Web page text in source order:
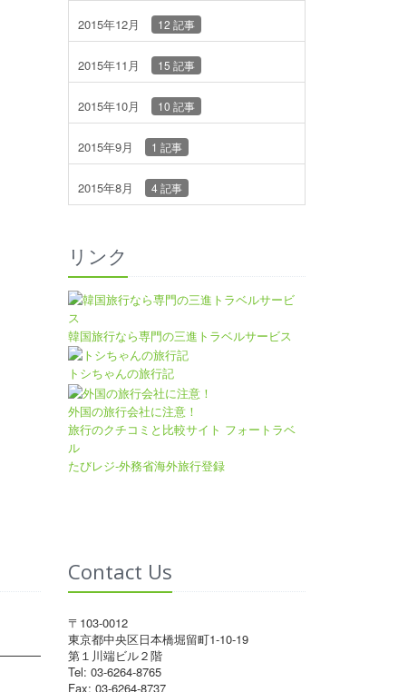
2015年12月 12 記事
2015年11月 15 記事
2015年10月 10 記事
2015年9月 1 記事
2015年8月 4 記事
リンク
韓国旅行なら専門の三進トラベルサービス
トシちゃんの旅行記
外国の旅行会社に注意！
旅行のクチコミと比較サイト フォートラベ
ル
たびレジ-外務省海外旅行登録
Contact Us
〒103-0012
東京都中央区日本橋堀留町1-10-19
第１川端ビル２階
Tel: 03-6264-8765
Fax: 03-6264-8737